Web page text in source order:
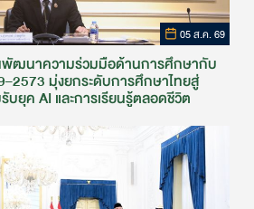
05 ส.ค. 69
พัฒนาความร่วมมือด้านการศึกษากับ
มุ่งยกระดับการศึกษาไทยสู่
ยุค AI และการเรียนรู้ตลอดชีวิต